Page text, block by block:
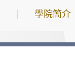
學院簡介